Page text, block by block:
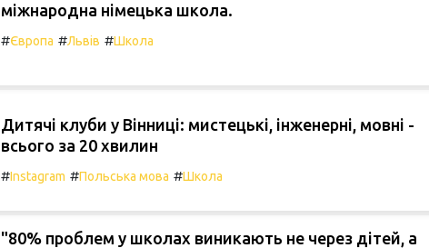
міжнародна німецька школа.
#Європа #Львів #Школа
Дитячі клуби у Вінниці: мистецькі, інженерні, мовні -
всього за 20 хвилин
#Instagram #Польська мова #Школа
"80% проблем у школах виникають не через дітей, а